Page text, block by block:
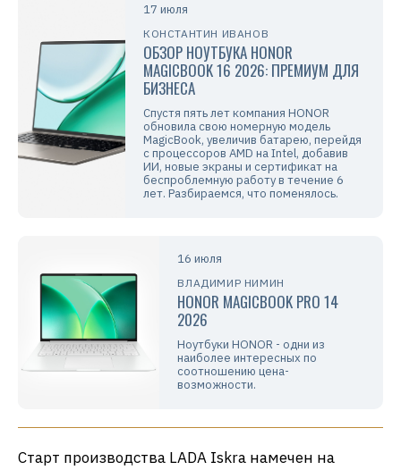
17 июля
КОНСТАНТИН ИВАНОВ
ОБЗОР НОУТБУКА HONOR
MAGICBOOK 16 2026: ПРЕМИУМ ДЛЯ
БИЗНЕСА
Спустя пять лет компания HONOR
обновила свою номерную модель
MagicBook, увеличив батарею, перейдя
с процессоров AMD на Intel, добавив
ИИ, новые экраны и сертификат на
беспроблемную работу в течение 6
лет. Разбираемся, что поменялось.
16 июля
ВЛАДИМИР НИМИН
HONOR MAGICBOOK PRO 14
2026
Ноутбуки HONOR - одни из
наиболее интересных по
соотношению цена-
возможности.
Старт производства LADA Iskra намечен на